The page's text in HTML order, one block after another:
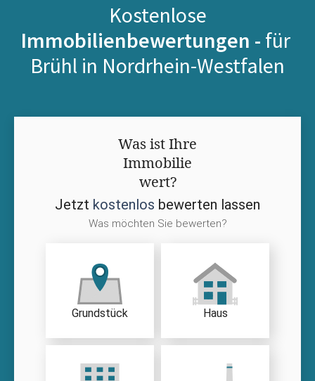
Kostenlose
Immobilienbewertungen - für
Brühl in Nordrhein-Westfalen
Was ist Ihre
Immobilie
wert?
Jetzt kostenlos bewerten lassen
Was möchten Sie bewerten?
Grundstück Haus